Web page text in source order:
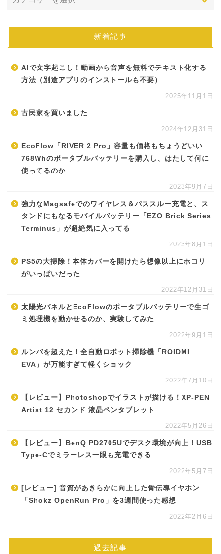
新着記事
AIで文字起こし！動画から音声を無料でテキスト化する
方法（別途アプリのインストールも不要）
2025年11月1日
古民家を買いました
2024年12月31日
EcoFlow「RIVER 2 Pro」容量も価格もちょうどいい
768Whのポータブルバッテリーを購入し、はたして何に
使ってるのか
2023年9月7日
強力なMagsafeでのワイヤレス＆パススルー充電と、ス
タンドにもなるモバイルバッテリー「EZO Brick Series
Terminus」が超絶気に入ってる
2023年8月1日
PS5の大掃除！本体カバーを開けたら想像以上にホコリ
がいっぱいだった
2022年12月31日
太陽光パネルとEcoFlowのポータブルバッテリーで生ゴ
ミ処理機を動かせるのか、実験してみた
2022年9月1日
ルンバを超えた！全自動ロボット掃除機「ROIDMI
EVA」が万能すぎて軽くショック
2022年7月10日
【レビュー】Photoshopでイラストが描ける！XP-PEN
Artist 12 セカンド 液晶ペンタブレット
2022年5月26日
【レビュー】BenQ PD2705Uでデスク環境が向上！USB
Type-Cでミラーレス一眼も充電できる
2022年5月7日
[レビュー] 音質があきらかに向上した骨伝導イヤホン
「Shokz OpenRun Pro」を3週間使った感想
2022年2月6日
過去記事